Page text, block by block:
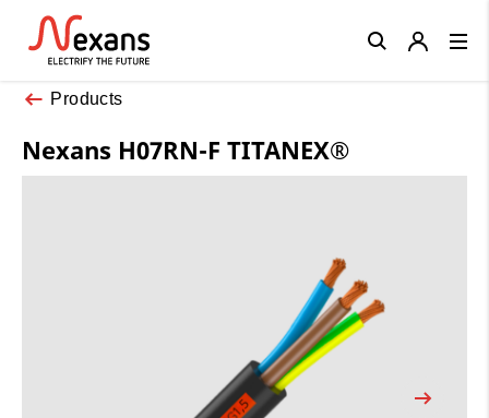
Products
Nexans H07RN-F TITANEX®
Close